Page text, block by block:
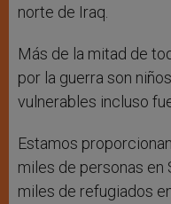
norte de Iraq.
Más de la mitad de
por la guerra son
vulnerables incluso
Estamos
miles de personas en
miles de refugiados